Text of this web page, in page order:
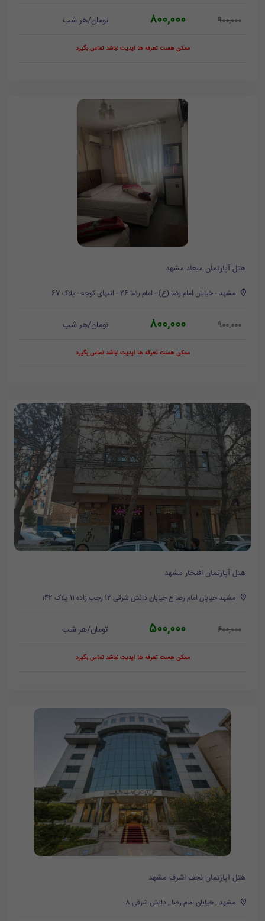
900,000
800,000 تومان/هر شب
ممکن هست تعرفه ها آپدیت نباشد تماس بگیرد
هتل آپارتمان میعاد مشهد
مشهد - خیابان امام رضا (ع) - امام رضا 26 - انتهای کوچه - پلاک 67
900,000
800,000 تومان/هر شب
ممکن هست تعرفه ها آپدیت نباشد تماس بگیرد
هتل آپارتمان افتخار مشهد
مشهد خیابان امام رضا ع خیابان دانش شرقی 12 رجب زاده 11 پلاک 142
600,000
500,000 تومان/هر شب
ممکن هست تعرفه ها آپدیت نباشد تماس بگیرد
هتل آپارتمان نجف اشرف مشهد
مشهد , خیابان امام رضا , دانش شرقی 8